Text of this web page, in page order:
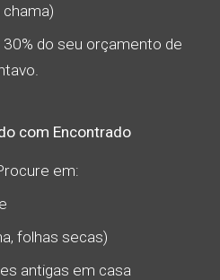
chama)
do seu orçamento de
com Encontrado
em:
folhas secas)
antigas em casa